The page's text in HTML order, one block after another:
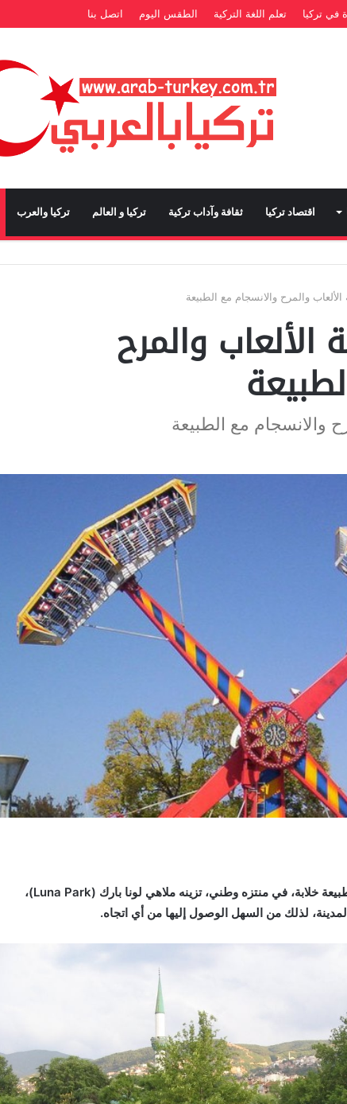
تركيا تعلم اللغة التركية الطقس اليوم اتصل بنا
اقتصاد تركيا ثقافة وآداب تركية تركيا و العالم تركيا والعرب
الألعاب والمرح والانسجام مع الطبيعة
الألعاب والمرح
والانسجام مع الطبيعة
تندمج الألوان ورائحة الزهور العطرة، داخل طبيعة خلابة، في منتزه وطني، تزينه ملاهي لونا بارك (Luna Park)،
لذلك من السهل الوصول إليها من أي اتجاه.